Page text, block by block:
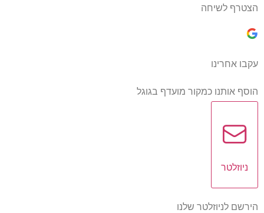
הצטרף לשיחה
עקבו אחרינו
הוסף אותנו כמקור מועדף בגוגל
ניוזלטר
הירשם לניוזלטר שלנו